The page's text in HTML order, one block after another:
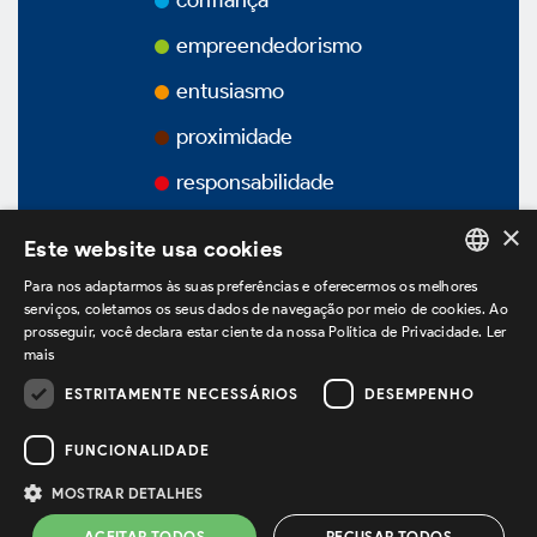
Prêmios
Vídeos
Podcasts
Governança Corporativa
Visão Geral
empreendedorismo
entusiasmo
proximidade
responsabilidade
estamos no LinkedIn
Política de Privacidade Termos de Uso
PORTUGUESE
×
Este website usa cookies
Para nos adaptarmos às suas preferências e oferecermos os melhores
serviços, coletamos os seus dados de navegação por meio de cookies. Ao
prosseguir, você declara estar ciente da nossa Política de Privacidade. Ler
mais
ESTRITAMENTE NECESSÁRIOS DESEMPENHO
FUNCIONALIDADE
MOSTRAR DETALHES